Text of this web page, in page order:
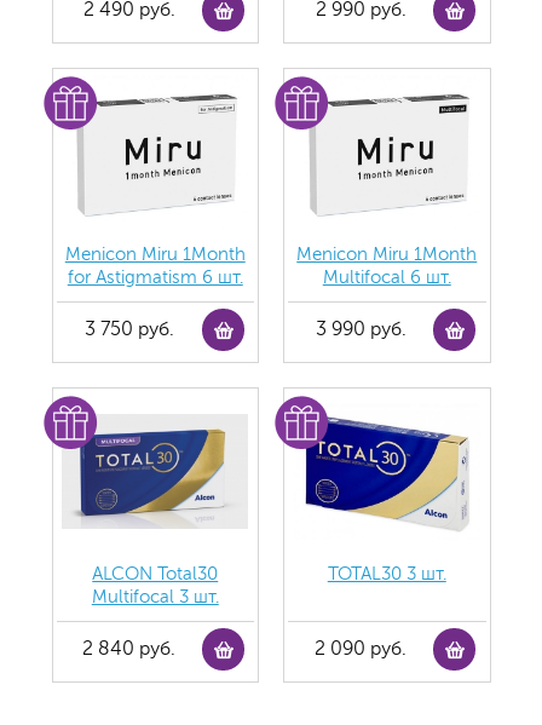
2 490 руб. 2 990 руб.
Menicon Miru 1Month
for Astigmatism 6 шт.
3 750 руб.
Menicon Miru 1Month
Multifocal 6 шт.
3 990 руб.
ALCON Total30
Multifocal 3 шт.
2 840 руб.
TOTAL30 3 шт.
2 090 руб.